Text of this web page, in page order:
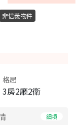
非信義物件
格局
3房2廳2衛
細項